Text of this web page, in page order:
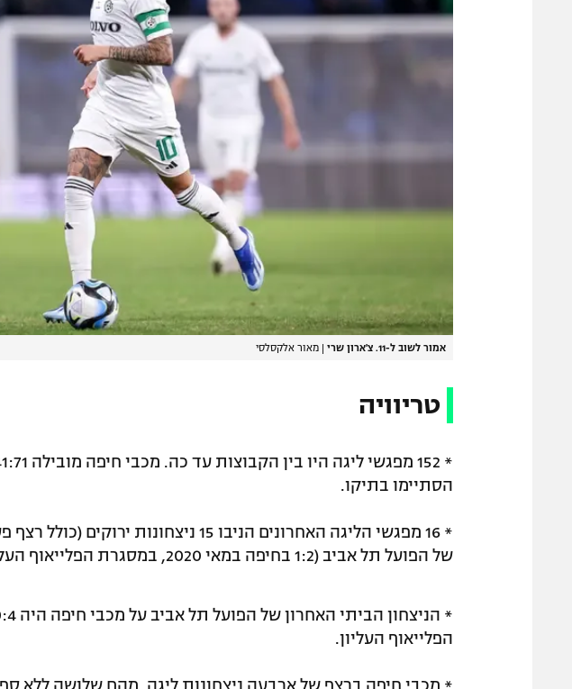
אמור לשוב ל-11. צ'ארון שרי | מאור אלקסלסי
טריוויה
הסתיימו בתיקו.
* 16 מפגשי הליגה האחרונים הניבו 15
של הפועל תל אביב (1:2 בחיפה במאי 2020, במסגרת הפלייאוף העליון).
הפלייאוף העליון.